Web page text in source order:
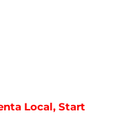
Local, Start